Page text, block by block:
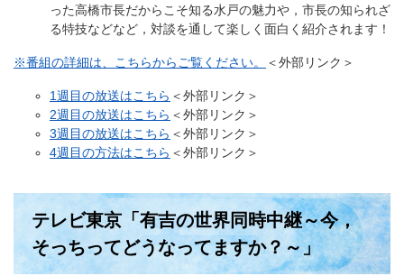
った高橋市長だからこそ知る水戸の魅力や，市長の知られざ
る特技などなど，対談を通して楽しく面白く紹介されます！
※番組の詳細は、こちらからご覧ください。 ＜外部リンク＞
1週目の放送はこちら ＜外部リンク＞
2週目の放送はこちら ＜外部リンク＞
3週目の放送はこちら ＜外部リンク＞
4週目の方法はこちら ＜外部リンク＞
テレビ東京「有吉の世界同時中継～今，
そっちってどうなってますか？～」